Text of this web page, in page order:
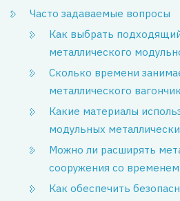
Часто задаваемые вопросы
Как выбрать
металлического
Сколько времени
металлического
Какие материалы
модульных
Можно ли расширять
сооружения со
Как обеспечить